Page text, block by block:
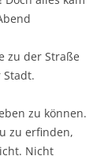
zu der Straße
zu können.
zu erfinden,
Nicht